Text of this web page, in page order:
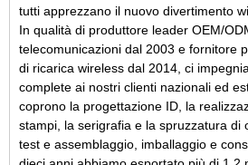
tutti apprezzano il nuovo divertimento
In qualità di produttore leader OEM/
telecomunicazioni dal 2003 e fornitore
di ricarica wireless dal 2014, ci
complete ai nostri clienti nazionali ed
coprono la progettazione ID, la
stampi, la serigrafia e la spruzzatura di
test e assemblaggio, imballaggio e